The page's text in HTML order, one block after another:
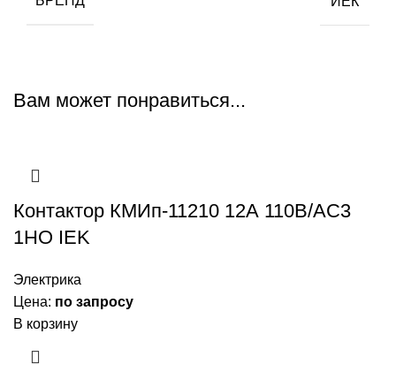
Вам может понравиться...
Контактор КМИп-11210 12А 110В/АС3
1НО IEK
Электрика
Цена: по запросу
В корзину